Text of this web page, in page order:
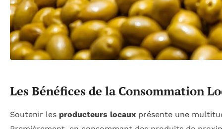
Les Bénéfices de la Consommation
Soutenir les producteurs locaux présente une